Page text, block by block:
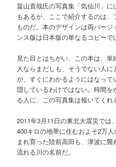
畠山直哉氏の写真集「気仙川」
もあるが、ここで紹介するのは
ものだ。本のデザインは両バー
ンス版は日本版の単なるコピーで
見た目とはちがい、この本は、
人ならまだしも、そうでない人
が、すぐにわかるようにはなっ
隠しているわけではない。時間を
る人に、この写真集は報いてくれ
2011年3月11日の東北大震災では
400キロの地帯に住むおよそ2万
まれ育った陸前高田も、津波に
流れる川の名前だ。